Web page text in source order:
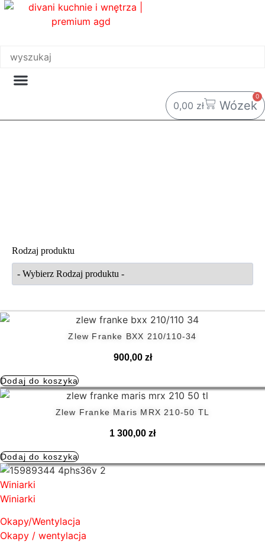
Przejdź
0,00 zł
0
Wózek
Rodzaj produktu
Zlew Franke BXX 210/110-34
900,00 zł
Dodaj do koszyka
Zlew Franke Maris MRX 210-50 TL
1 300,00 zł
Dodaj do koszyka
Winiarki
Winiarki
Okapy/Wentylacja
Okapy / wentylacja